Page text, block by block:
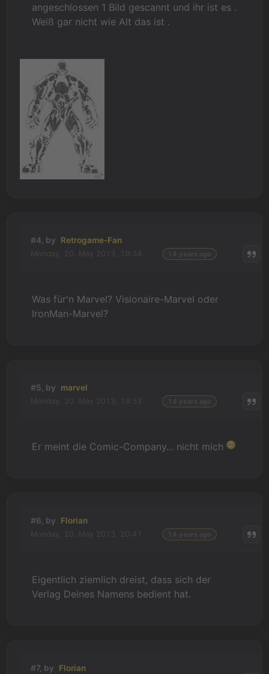
angeschlossen 1 Bild gescannt und ihr ist es .
Weiß gar nicht wie Alt das ist .
#4, by Retrogame-Fan
Was für'n Marvel? Visionaire-Marvel oder
IronMan-Marvel?
#5, by marvel
Er meint die Comic-Company... nicht mich
#6, by Florian
Eigentlich ziemlich dreist, dass sich der
Verlag Deines Namens bedient hat.
#7, by Florian